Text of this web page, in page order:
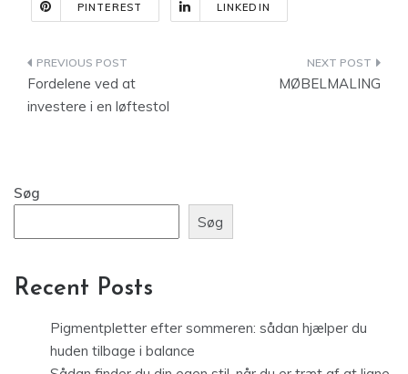
PINTEREST LINKEDIN
Indlægsnavigation
Fordelene ved at
investere i en løftestol
MØBELMALING
Søg
Søg
Recent Posts
Pigmentpletter efter sommeren: sådan hjælper du
huden tilbage i balance